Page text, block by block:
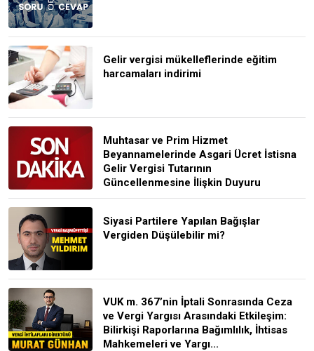
Gelir vergisi mükelleflerinde eğitim
harcamaları indirimi
Muhtasar ve Prim Hizmet
Beyannamelerinde Asgari Ücret İstisna
Gelir Vergisi Tutarının
Güncellenmesine İlişkin Duyuru
Siyasi Partilere Yapılan Bağışlar
Vergiden Düşülebilir mi?
VUK m. 367’nin İptali Sonrasında Ceza
ve Vergi Yargısı Arasındaki Etkileşim:
Bilirkişi Raporlarına Bağımlılık, İhtisas
Mahkemeleri ve Yargı...